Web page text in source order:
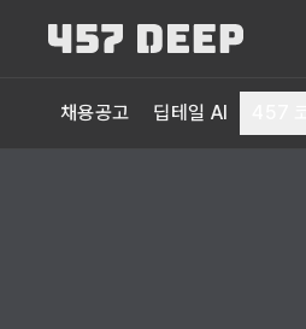
채용공고 딥테일 AI